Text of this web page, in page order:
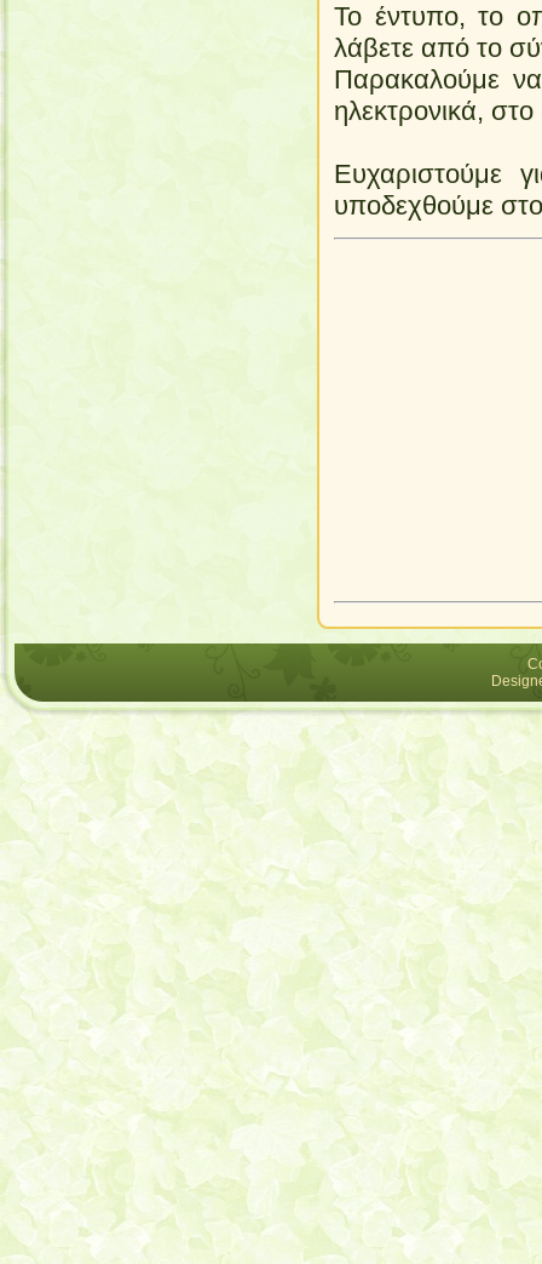
Το έντυπο, το
λάβετε από το
Παρακαλούμε
ηλεκτρονικά,
Ευχαριστούμε
υποδεχθούμε